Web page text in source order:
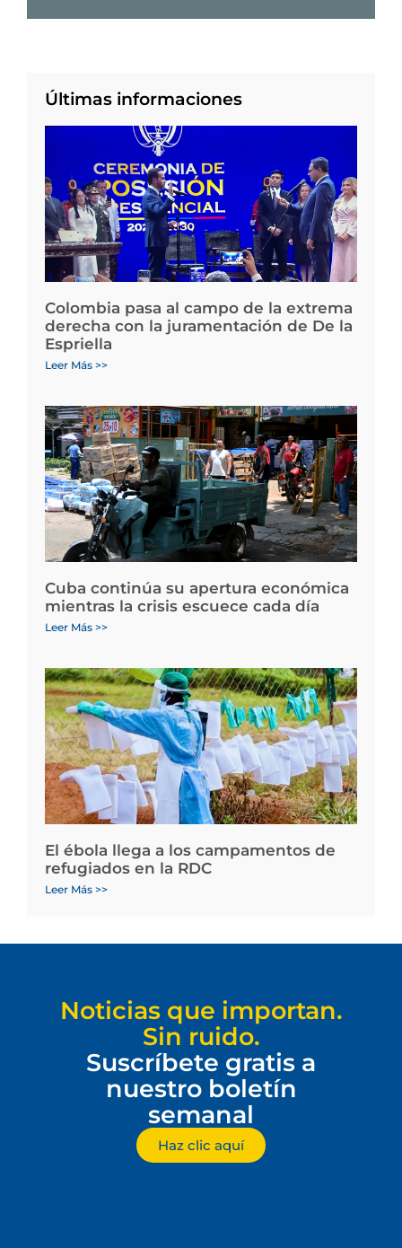
Últimas informaciones
Colombia pasa al campo de la extrema
derecha con la juramentación de De la
Espriella
Leer Más >>
Cuba continúa su apertura económica
mientras la crisis escuece cada día
Leer Más >>
El ébola llega a los campamentos de
refugiados en la RDC
Leer Más >>
Noticias que importan.
Sin ruido.
Suscríbete gratis a
nuestro boletín
semanal
Haz clic aquí